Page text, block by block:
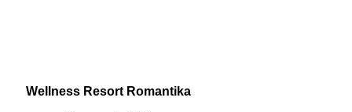
Wellness Resort Romantika